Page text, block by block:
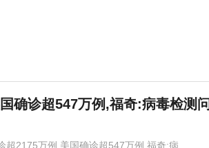
确诊超547万例,福奇:病毒检测
超2175万例 美国确诊超547万例 福奇:病